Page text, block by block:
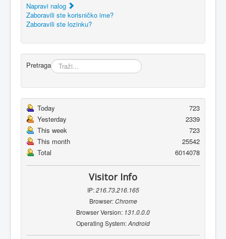
Napravi nalog
Zaboravili ste korisničko ime?
Zaboravili ste lozinku?
Pretraga
Today
723
Yesterday
2339
This week
723
This month
25542
Total
6014078
Visitor Info
IP:216.73.216.165
Browser:Chrome
Browser Version: 131.0.0.0
Operating System:Android